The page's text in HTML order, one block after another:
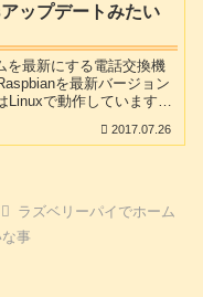
ップデートみたい
を最新にする電話交換機
を最新バージョン
Linuxで動作しています
ームでPiに接続します。
バージョンを清掃)５．
getに変わってaptコマンド
。動作は同じですが、若
2017.07.26
ラズベリーパイでホーム
事